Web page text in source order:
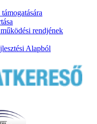
rendjének
Alapból